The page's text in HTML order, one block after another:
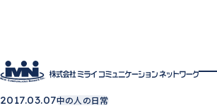
社員ブログ
【MiraiNET】データセンターなぞかけ其
2017.03.07中の人の日常